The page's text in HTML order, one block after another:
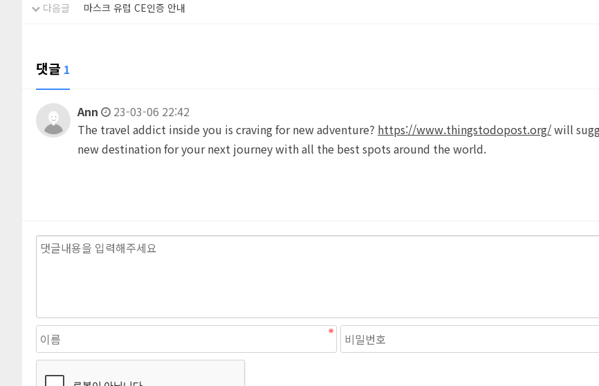
다음글 마스크 유럽 CE인증 안내
댓글 1
Ann
23-03-06 22:42
The travel addict inside you is craving for new adventure? https://www.thingstodopost.org/will
new destination for your next journey with all the best spots around the world.